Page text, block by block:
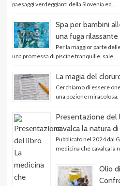
paesaggi verdeggianti della Slovenia ed...
Spa per bambini
una fuga rilassante
Per la maggior parte
una promessa di piscine tranquille, sale...
La magia del
Cerchiamo di essere
una pozione
Presentazione del
cavalca la natura
Pubblicato nel 2024 dal
medicina che cavalca la
Olio